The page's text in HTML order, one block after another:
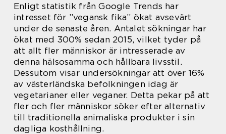
Enligt statistik från Google Trends har
intresset för ”vegansk fika” ökat avsevärt
under de senaste åren. Antalet sökningar har
ökat med 300% sedan 2015, vilket tyder på
att allt fler människor är intresserade av
denna hälsosamma och hållbara livsstil.
Dessutom visar undersökningar att över 16%
av västerländska befolkningen idag är
vegetarianer eller veganer. Detta pekar på att
fler och fler människor söker efter alternativ
till traditionella animaliska produkter i sin
dagliga kosthållning.